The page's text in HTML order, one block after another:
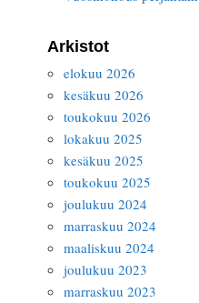
Arkistot
elokuu 2026
kesäkuu 2026
toukokuu 2026
lokakuu 2025
kesäkuu 2025
toukokuu 2025
joulukuu 2024
marraskuu 2024
maaliskuu 2024
joulukuu 2023
marraskuu 2023